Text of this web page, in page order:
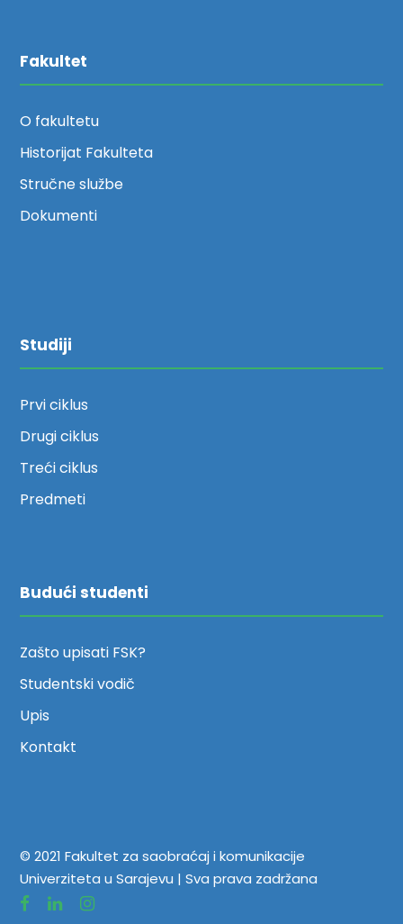
Fakultet
O fakultetu
Historijat Fakulteta
Stručne službe
Dokumenti
Studiji
Prvi ciklus
Drugi ciklus
Treći ciklus
Predmeti
Budući studenti
Zašto upisati FSK?
Studentski vodič
Upis
Kontakt
© 2021 Fakultet za saobraćaj i komunikacije
Univerziteta u Sarajevu | Sva prava zadržana